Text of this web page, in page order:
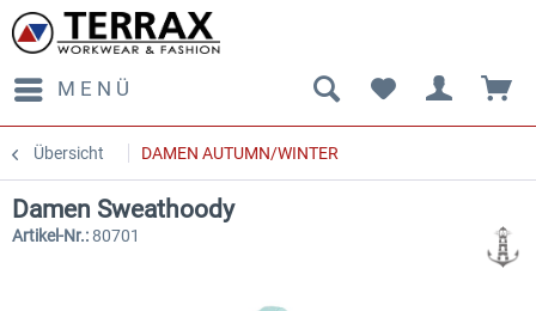
MENÜ
Übersicht DAMEN AUTUMN/WINTER
Damen Sweathoody
Artikel-Nr.:80701